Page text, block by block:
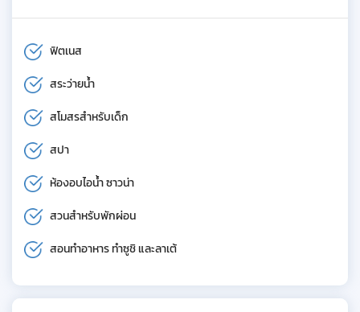
ฟิตเนส
สระว่ายน้ำ
สโมสรสำหรับเด็ก
สปา
ห้องอบไอน้ำ ซาวน่า
สวนสำหรับพักผ่อน
สอนทำอาหาร ทำซูชิ และลาเต้